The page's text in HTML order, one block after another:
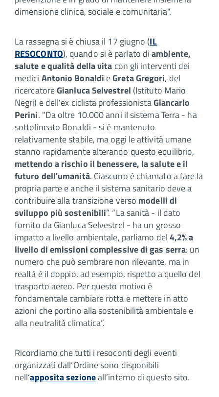
dimensione clinica, sociale e comunitaria".
La rassegna si è chiusa il 17 giugno (IL
RESOCONTO), quando si è parlato diambiente,
salute e qualità della vita con gli interventi dei
medici Antonio Bonaldi eGreta Gregori, del
ricercatoreGianluca Selvestrel (Istituto Mario
Negri) e dell'ex ciclista professionistaGiancarlo
Perini. "Da oltre 10.000 anni il sistema Terra - ha
sottolineato Bonaldi - si è mantenuto
relativamente stabile, ma oggi le attività umane
stanno rapidamente alterando questo equilibrio,
mettendo a rischio il benessere, la salute e il
futuro dell'umanità. Ciascuno è chiamato a fare la
propria parte e anche il sistema sanitario deve a
contribuire alla transizione verso modelli di
sviluppo più sostenibili”. “La sanità - il dato
fornito da Gianluca Selvestrel - ha un grosso
impatto a livello ambientale, parliamo del4,2% a
livello di emissioni complessive di gas serra: un
numero che può sembrare non rilevante, ma in
realtà è il doppio, ad esempio, rispetto a quello del
trasporto aereo. Per questo motivo è
fondamentale cambiare rotta e mettere in atto
azioni che portino alla sostenibilità ambientale e
alla neutralità climatica”.
Ricordiamo che tutti i resoconti degli eventi
organizzati dall’Ordine sono disponibili
nell’apposita sezioneall’interno di questo sito.